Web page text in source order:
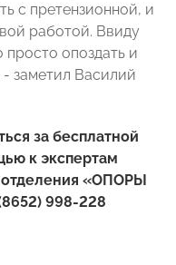
с претензионной, и
работой. Ввиду
опоздать и
- заметил Василий
за бесплатной
к экспертам
отделения «ОПОРЫ
998-228